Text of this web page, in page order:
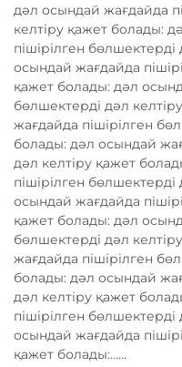
дәл осындай жағдайда
келтіру қажет болады:
пішірілген
осындай жағдайда
қажет болады: дәл
бөлшектерді дәл
жағдайда пішірілген
болады: дәл осындай
дәл келтіру қажет
пішірілген
осындай жағдайда
қажет болады: дәл
бөлшектерді дәл
жағдайда пішірілген
болады: дәл осындай
дәл келтіру қажет
пішірілген
осындай жағдайда
қажет болады:......